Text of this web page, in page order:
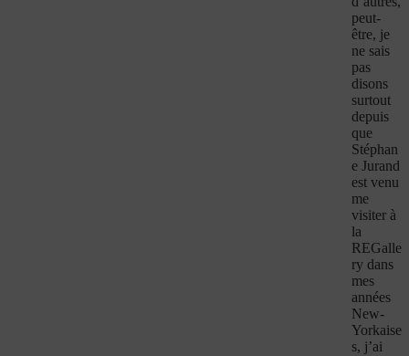
peut-
être, je
ne sais
pas
disons
surtout
depuis
que
Stéphan
e Jurand
est venu
me
visiter à
la
REGalle
ry dans
mes
années
New-
Yorkaise
s, j’ai